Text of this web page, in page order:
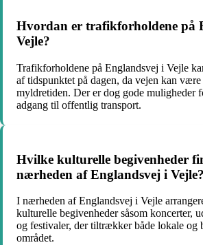
Hvordan er trafikforholdene på
Vejle?
Trafikforholdene på Englandsvej i Vejle
af tidspunktet på dagen, da vejen kan
myldretiden. Der er dog gode muligheder
adgang til offentlig transport.
Hvilke kulturelle begivenheder
nærheden af Englandsvej i Vejle?
I nærheden af Englandsvej i Vejle
kulturelle begivenheder såsom koncerter,
og festivaler, der tiltrækker både lokale og
området.